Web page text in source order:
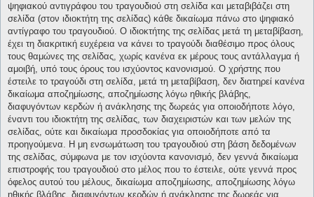
ψηφιακού αντιγράφου του τραγουδιού στη σελίδα και μεταβιβάζει στη
σελίδα (στον ιδιοκτήτη της σελίδας) κάθε δικαίωμα πάνω στο ψηφιακό
αντίγραφο του τραγουδιού. Ο ιδιοκτήτης της σελίδας μετά τη μεταβίβαση,
έχει τη διακριτική ευχέρεια να κάνει το τραγούδι διαθέσιμο προς όλους
τους θαμώνες της σελίδας, χωρίς κανένα εκ μέρους τους αντάλλαγμα ή
αμοιβή, υπό τους όρους του ισχύοντος κανονισμού. Ο χρήστης που
έστειλε το τραγούδι στη σελίδα, μετά τη μεταβίβαση, δεν διατηρεί κανένα
δικαίωμα αποζημίωσης, αποζημίωσης λόγω ηθικής βλάβης,
διαφυγόντων κερδών ή ανάκλησης της δωρεάς για οποιοδήποτε λόγο,
έναντι του ιδιοκτήτη της σελίδας, των διαχειριστών και των μελών της
σελίδας, ούτε και δικαίωμα προσδοκίας για οποιοδήποτε από τα
προηγούμενα. Η μη ενσωμάτωση του τραγουδιού στη βάση δεδομένων
της σελίδας, σύμφωνα με τον ισχύοντα κανονισμό, δεν γεννά δικαίωμα
επιστροφής του τραγουδιού στο μέλος που το έστειλε, ούτε γεννά προς
όφελος αυτού του μέλους, δικαίωμα αποζημίωσης, αποζημίωσης λόγω
ηθικής βλάβης, διαφυγόντων κερδών ή ανάκλησης της δωρεάς για